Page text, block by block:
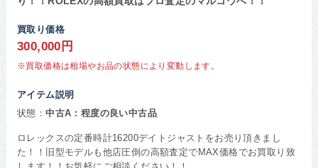
買取り価格
300,000円
※買取価格は相場やお品の状態により変動します。
アイテム説明
状態：中古A：程度の良い中古品
ロレックスの定番時計16200デイトジャストをお売り頂きまし
た！！旧型モデルも他店圧倒の高額査定でMAX価格でお買取り致